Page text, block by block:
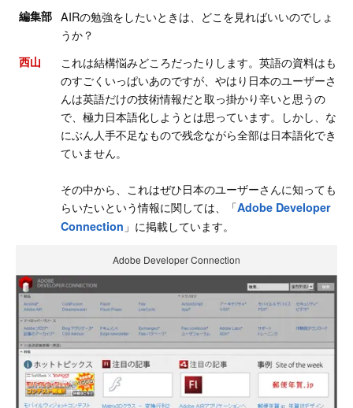
編集部 AIRの勉強をしたいときは、どこを見ればいいのでしょ
うか？
西山
これは結構悩みどころだったりします。英語の資料はも
のすごくいっぱいあのですが、やはり日本のユーザーさ
んは英語だけの技術情報だと取っ掛かり辛いと思うの
で、極力日本語化しようとは思っています。しかし、な
にぶん人手不足なもので残念ながら全部は日本語化でき
ていません。
その中から、これはぜひ日本のユーザーさんに知っても
らいたいという情報に関しては、「Adobe Developer
Connection 」に掲載しています。
Adobe Developer Connection